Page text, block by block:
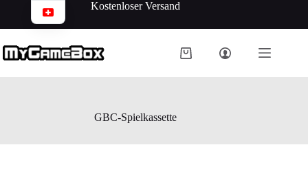
Kostenloser Versand
GBC-Spielkassette